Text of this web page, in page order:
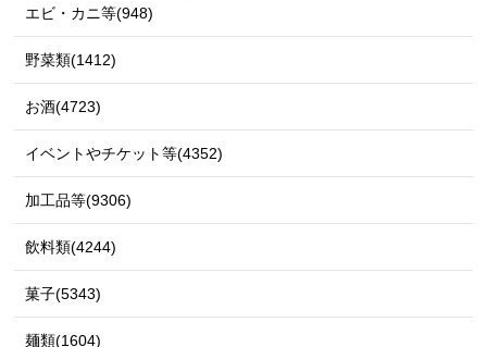
エビ・カニ等(948)
野菜類(1412)
お酒(4723)
イベントやチケット等(4352)
加工品等(9306)
飲料類(4244)
菓子(5343)
麺類(1604)